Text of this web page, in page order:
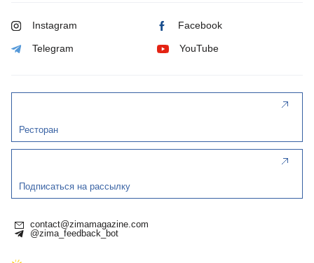
Instagram Facebook
Telegram YouTube
Ресторан
Подписаться на рассылку
contact@zimamagazine.com
@zima_feedback_bot